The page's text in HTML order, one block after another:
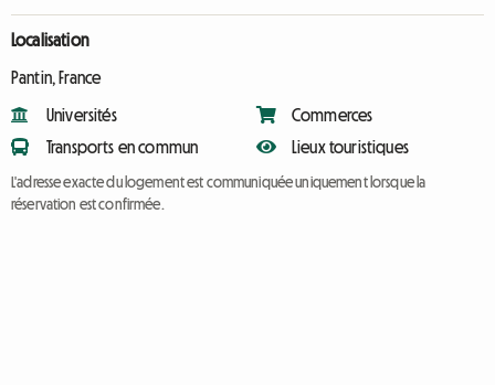
Localisation
Pantin, France
Universités
Transports en commun
Commerces
Lieux touristiques
L'adresse exacte du logement est communiquée uniquement lorsque la
réservation est confirmée.